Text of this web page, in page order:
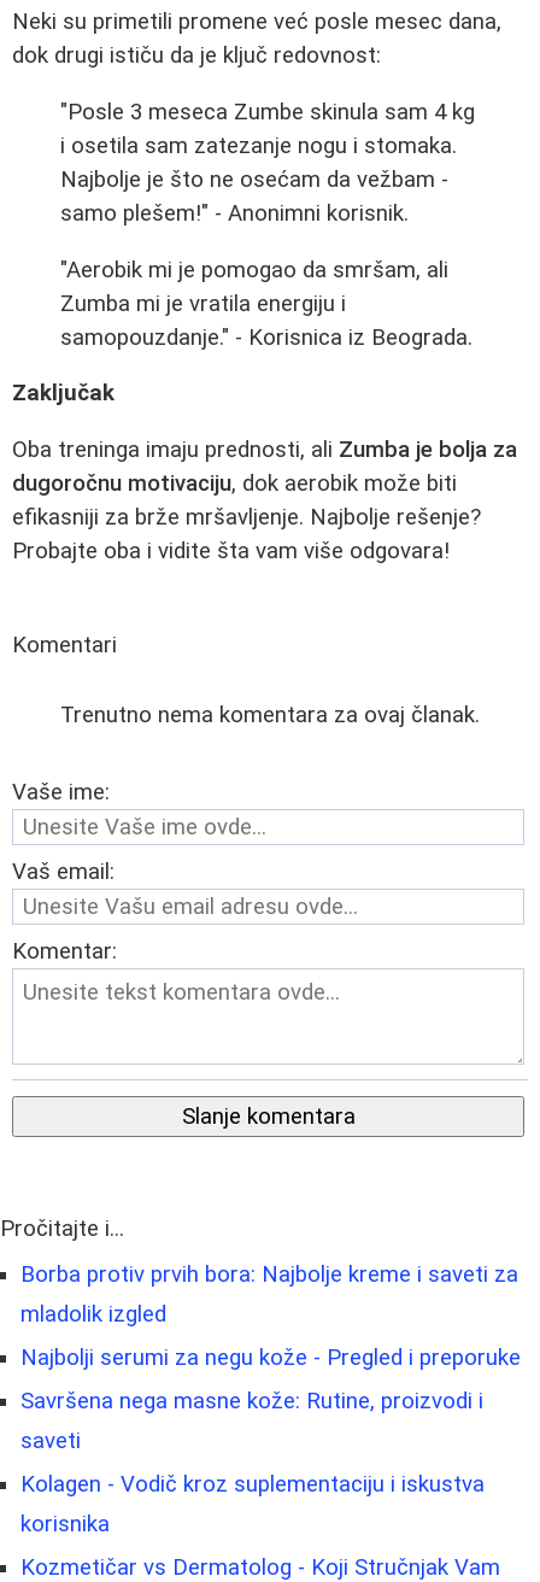
Neki su primetili promene već posle mesec dana,
dok drugi ističu da je ključ redovnost:
"Posle 3 meseca Zumbe skinula sam 4 kg
i osetila sam zatezanje nogu i stomaka.
Najbolje je što ne osećam da vežbam -
samo plešem!" - Anonimni korisnik.
"Aerobik mi je pomogao da smršam, ali
Zumba mi je vratila energiju i
samopouzdanje." - Korisnica iz Beograda.
Zaključak
Oba treninga imaju prednosti, ali Zumba je bolja za
dugoročnu motivaciju, dok aerobik može biti
efikasniji za brže mršavljenje. Najbolje rešenje?
Probajte oba i vidite šta vam više odgovara!
Komentari
Trenutno nema komentara za ovaj članak.
Vaše ime:
Vaš email:
Komentar:
Slanje komentara
Pročitajte i...
Borba protiv prvih bora: Najbolje kreme i saveti za
mladolik izgled
Najbolji serumi za negu kože - Pregled i preporuke
Savršena nega masne kože: Rutine, proizvodi i
saveti
Kolagen - Vodič kroz suplementaciju i iskustva
korisnika
Kozmetičar vs Dermatolog - Koji Stručnjak Vam